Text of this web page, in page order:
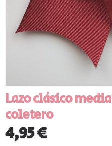
Lazo clásico
coletero
4,95 €